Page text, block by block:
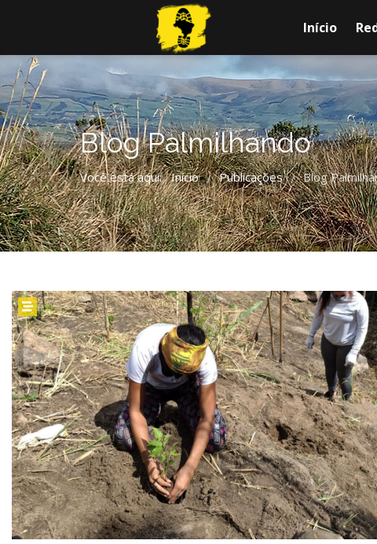
Início
Blog Palmilhando
Você está aqui: Início / Publicações / Blog